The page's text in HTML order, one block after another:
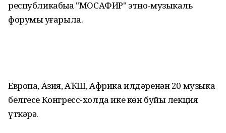
республикабыҙҙа "МОСАФИР" этно-музыкаль
форумы уҙғарыла.
Европа, Азия, АҠШ, Африка илдәренән 20 музыка
белгесе Конгресс-холда ике көн буйы лекция
үткәрә.